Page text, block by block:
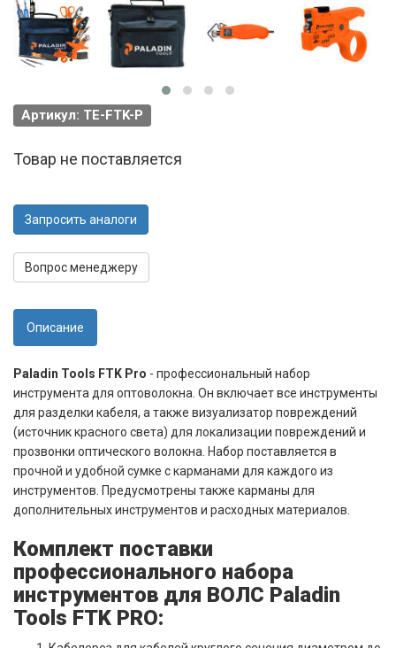
Артикул: TE-FTK-P
Товар не поставляется
Запросить аналоги
Вопрос менеджеру
Описание
Paladin Tools FTK Pro - профессиональный набор
инструмента для оптоволокна. Он включает все инструменты
для разделки кабеля, а также визуализатор повреждений
(источник красного света) для локализации повреждений и
прозвонки оптического волокна. Набор поставляется в
прочной и удобной сумке с карманами для каждого из
инструментов. Предусмотрены также карманы для
дополнительных инструментов и расходных материалов.
Комплект поставки
профессионального набора
инструментов для ВОЛС Paladin
Tools FTK PRO: